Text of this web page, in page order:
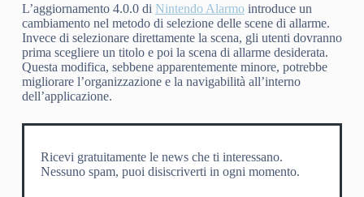
L’aggiornamento 4.0.0 di Nintendo Alarmointroduce un
cambiamento nel metodo di selezione delle scene di allarme.
Invece di selezionare direttamente la scena, gli utenti dovranno
prima scegliere un titolo e poi la scena di allarme desiderata.
Questa modifica, sebbene apparentemente minore, potrebbe
migliorare l’organizzazione e la navigabilità all’interno
dell’applicazione.
Ricevi gratuitamente le news che ti interessano.
Nessuno spam, puoi disiscriverti in ogni momento.